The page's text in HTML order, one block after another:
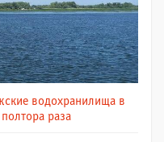
водохранилища в
раза